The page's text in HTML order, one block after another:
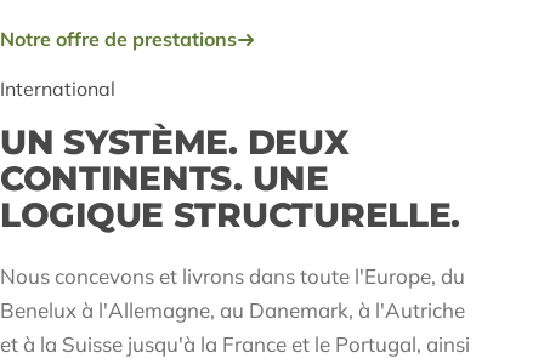
Notre offre de prestations
International
UN SYSTÈME. DEUX
CONTINENTS. UNE
LOGIQUE STRUCTURELLE.
Nous concevons et livrons dans toute l'Europe, du
Benelux à l'Allemagne, au Danemark, à l'Autriche
et à la Suisse jusqu'à la France et le Portugal, ainsi